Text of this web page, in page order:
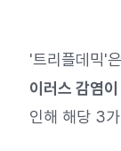
'트리플데믹'
이러스 감염
인해 해당 3